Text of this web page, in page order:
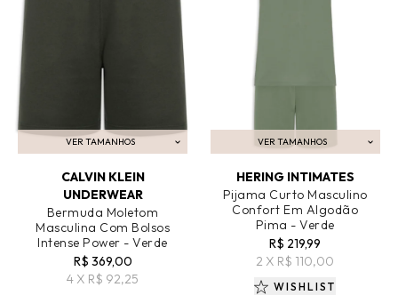
VER TAMANHOS
ADICIONAR AO CARRINHO
CALVIN KLEIN
UNDERWEAR
Bermuda Moletom
Masculina Com Bolsos
Intense Power - Verde
R$ 369,00
4 X R$ 92,25
VER TAMANHOS
ADICIONAR AO CARRINHO
HERING INTIMATES
Pijama Curto Masculino
Confort Em Algodão
Pima - Verde
R$ 219,99
2 X R$ 110,00
WISHLIST